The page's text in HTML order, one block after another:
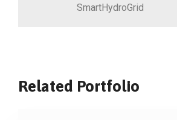
SmartHydroGrid
Related Portfolio